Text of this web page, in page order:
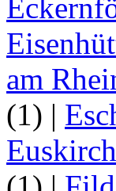
am
(1) |